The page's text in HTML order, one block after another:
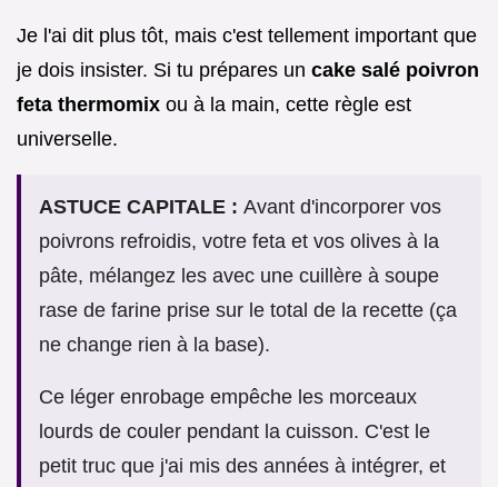
Je l'ai dit plus tôt, mais c'est tellement important que
je dois insister. Si tu prépares un cake salé poivron
feta thermomix ou à la main, cette règle est
universelle.
ASTUCE CAPITALE : Avant d'incorporer vos
poivrons refroidis, votre feta et vos olives à la
pâte, mélangez les avec une cuillère à soupe
rase de farine prise sur le total de la recette (ça
ne change rien à la base).
Ce léger enrobage empêche les morceaux
lourds de couler pendant la cuisson. C'est le
petit truc que j'ai mis des années à intégrer, et